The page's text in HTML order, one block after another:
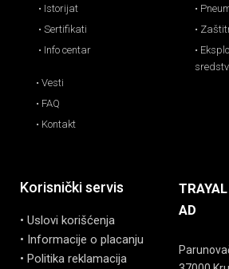
• Istorijat
• Sertifikati
• Info centar
• Vesti
• FAQ
• Kontakt
•
•
•
Korisnički servis
• Uslovi korišćenja
• Informacije o placanju
• Politika reklamacija
AD